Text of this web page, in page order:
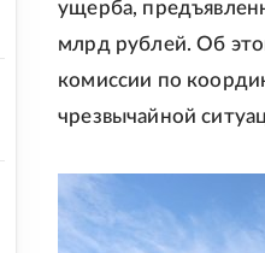
ущерба,
млрд рублей. Об
комиссии по
чрезвычайной